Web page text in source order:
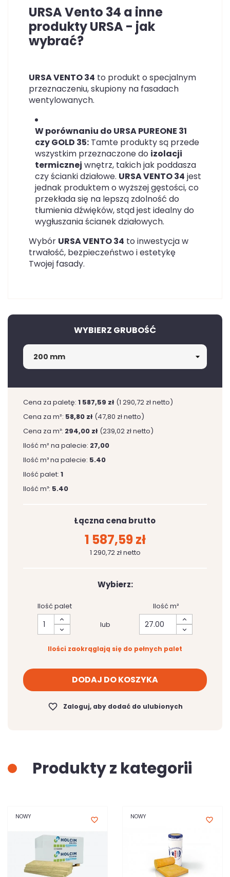
URSA Vento 34 a inne
produkty URSA - jak
wybrać?
URSA VENTO 34 to produkt o specjalnym
przeznaczeniu, skupiony na fasadach
wentylowanych.
W porównaniu do URSA PUREONE 31
czy GOLD 35: Tamte produkty są przede
wszystkim przeznaczone do izolacji
termicznej wnętrz, takich jak poddasza
czy ścianki działowe. URSA VENTO 34 jest
jednak produktem o wyższej gęstości, co
przekłada się na lepszą zdolność do
tłumienia dźwięków, stąd jest idealny do
wygłuszania ścianek działowych.
Wybór URSA VENTO 34 to inwestycja w
trwałość, bezpieczeństwo i estetykę
Twojej fasady.
WYBIERZ GRUBOŚĆ
Cena za paletę: 1 587,59 zł (1 290,72 zł netto)
Cena za m²: 58,80 zł (47,80 zł netto)
Cena za m³: 294,00 zł (239,02 zł netto)
Ilość m² na palecie: 27,00
Ilość m³ na palecie: 5.40
Ilość palet: 1
Ilość m³: 5.40
Łączna cena brutto
1 587,59 zł
1 290,72 zł netto
Wybierz:
Ilość palet
lub
Ilość m²
Ilości zaokrąglają się do pełnych palet
DODAJ DO KOSZYKA
favorite_border Zaloguj, aby dodać do ulubionych
Produkty z kategorii
NOWY favorite_border NOWY favorite_border